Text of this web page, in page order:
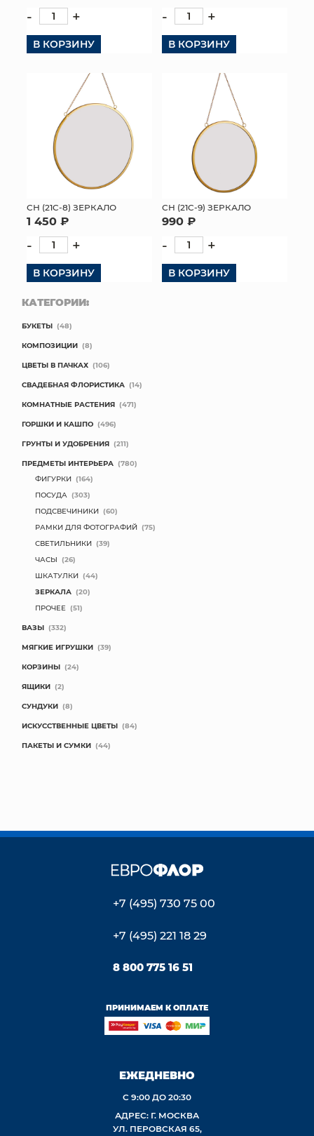
- +
В КОРЗИНУ
- +
В КОРЗИНУ
СН (21C-8) ЗЕРКАЛО
1 450 ₽
- +
В КОРЗИНУ
СН (21C-9) ЗЕРКАЛО
990 ₽
- +
В КОРЗИНУ
КАТЕГОРИИ:
БУКЕТЫ (48)
КОМПОЗИЦИИ (8)
ЦВЕТЫ В ПАЧКАХ (106)
СВАДЕБНАЯ ФЛОРИСТИКА (14)
КОМНАТНЫЕ РАСТЕНИЯ (471)
ГОРШКИ И КАШПО (496)
ГРУНТЫ И УДОБРЕНИЯ (211)
ПРЕДМЕТЫ ИНТЕРЬЕРА (780)
ФИГУРКИ (164)
ПОСУДА (303)
ПОДСВЕЧИНИКИ (60)
РАМКИ ДЛЯ ФОТОГРАФИЙ (75)
СВЕТИЛЬНИКИ (39)
ЧАСЫ (26)
ШКАТУЛКИ (44)
ЗЕРКАЛА (20)
ПРОЧЕЕ (51)
ВАЗЫ (332)
МЯГКИЕ ИГРУШКИ (39)
КОРЗИНЫ (24)
ЯЩИКИ (2)
СУНДУКИ (8)
ИСКУССТВЕННЫЕ ЦВЕТЫ (84)
ПАКЕТЫ И СУМКИ (44)
+7 (495) 730 75 00
+7 (495) 221 18 29
8 800 775 16 51
ПРИНИМАЕМ К ОПЛАТЕ
ЕЖЕДНЕВНО
С 9:00 ДО 20:30
АДРЕС: Г. МОСКВА
УЛ. ПЕРОВСКАЯ 65,